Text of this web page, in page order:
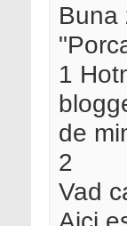
Buna
1
de
2
Vad